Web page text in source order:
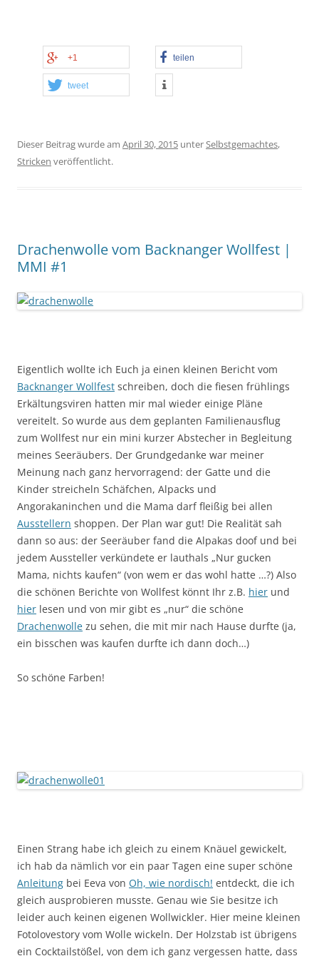
+1 teilen
tweet
Dieser Beitrag wurde am April 30, 2015 unterSelbstgemachtes,
Stricken veröffentlicht.
Drachenwolle vom Backnanger Wollfest |
MMI #1
Eigentlich wollte ich Euch ja einen kleinen Bericht vom
Backnanger Wollfest schreiben, doch die fiesen frühlings
Erkältungsviren hatten mir mal wieder einige Pläne
vereitelt. So wurde aus dem geplanten Familienausflug
zum Wollfest nur ein mini kurzer Abstecher in Begleitung
meines Seeräubers. Der Grundgedanke war meiner
Meinung nach ganz hervorragend: der Gatte und die
Kinder streicheln Schäfchen, Alpacks und
Angorakaninchen und die Mama darf fleißig bei allen
Ausstellern shoppen. Der Plan war gut! Die Realität sah
dann so aus: der Seeräuber fand die Alpakas doof und bei
jedem Aussteller verkündete er lauthals „Nur gucken
Mama, nichts kaufen“ (von wem er das wohl hatte …?) Also
die schönen Berichte von Wollfest könnt Ihr z.B. hier und
hier lesen und von mir gibt es „nur“ die schöne
Drachenwolle zu sehen, die mit mir nach Hause durfte (ja,
ein bisschen was kaufen durfte ich dann doch…)
So schöne Farben!
Einen Strang habe ich gleich zu einem Knäuel gewickelt,
ich hab da nämlich vor ein paar Tagen eine super schöne
Anleitung bei Eeva von Oh, wie nordisch! entdeckt, die ich
gleich ausprobieren musste. Genau wie Sie besitze ich
leider auch keinen eigenen Wollwickler. Hier meine kleinen
Fotolovestory vom Wolle wickeln. Der Holzstab ist übrigens
ein Cocktailstößel, von dem ich ganz vergessen hatte, dass